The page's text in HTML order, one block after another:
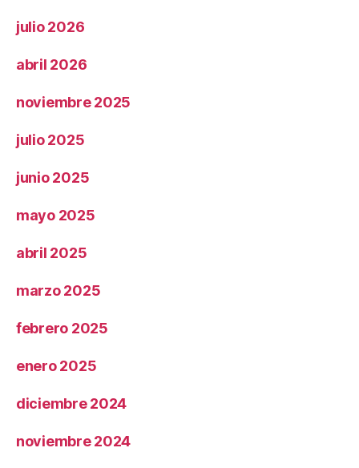
julio 2026
abril 2026
noviembre 2025
julio 2025
junio 2025
mayo 2025
abril 2025
marzo 2025
febrero 2025
enero 2025
diciembre 2024
noviembre 2024